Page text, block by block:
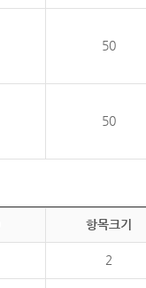
50
50
항목크기
2